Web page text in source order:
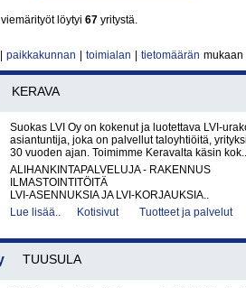
löytyi 67 yritystä.
paikkakunnan toimialan tietomäärän mukaan
KERAVA
Suokas LVI Oy on kokenut ja luotettava LVI-
asiantuntija, joka on palvellut taloyhtiöitä,
30 vuoden ajan. Toimimme Keravalta käsin kok..
ALIHANKINTAPALVELUJA - RAKENNUS
ILMASTOINTITÖITÄ
LVI-ASENNUKSIA JA LVI-KORJAUKSIA..
Lue lisää..
Kotisivut Tuotteet ja palvelut
TUUSULA